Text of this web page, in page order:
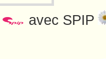
avec SPIP